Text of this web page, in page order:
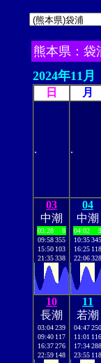
熊本県：袋
2024年11月
日 月
. .
03
中潮
03:28
8
09:58355
15:50 103
21:35338
04
中潮
04:02
9
10:35345
16:25 118
22:06328
10
長潮
03:04239
09:40 117
16:37276
22:59 148
11
若潮
04:47250
11:01 116
17:34288
23:55 118